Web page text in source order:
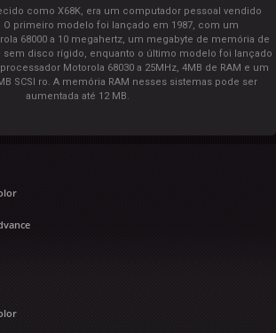
como X68K, era um computador pessoal vendido
O primeiro modelo foi lançado em 1987, com um
68000 a 10 megahertz, um megabyte de memória de
sem disco rígido, enquanto o último modelo foi lançado
Motorola 68030 a 25MHz, 4MB de RAM e um
SCSI ro. A memória RAM nesses sistemas pode ser
aumentada até 12 MB.